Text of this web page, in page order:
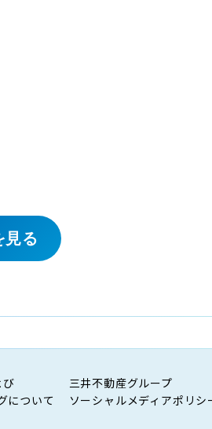
見る
について
三井不動産グループ
ソーシャルメディアポリシ